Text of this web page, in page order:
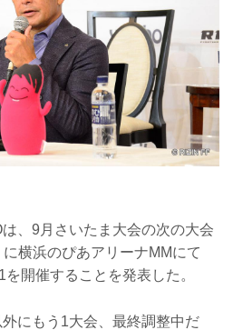
、9月さいたま大会の次の大会
横浜のぴあアリーナMMにて
開催することを発表した。
にもう1大会、最終調整中だ